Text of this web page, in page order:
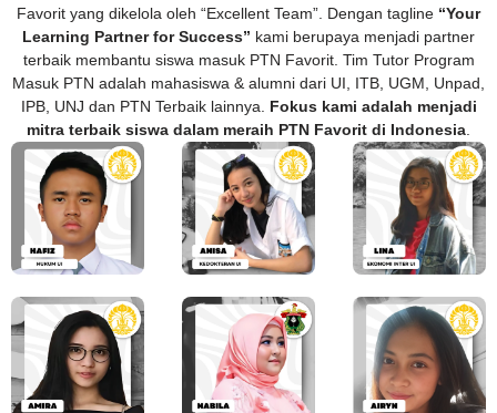
Favorit yang dikelola oleh “Excellent Team”. Dengan tagline “Your
Learning Partner for Success” kami berupaya menjadi partner
terbaik membantu siswa masuk PTN Favorit. Tim Tutor Program
Masuk PTN adalah mahasiswa & alumni dari UI, ITB, UGM, Unpad,
IPB, UNJ dan PTN Terbaik lainnya. Fokus kami adalah menjadi
mitra terbaik siswa dalam meraih PTN Favorit di Indonesia